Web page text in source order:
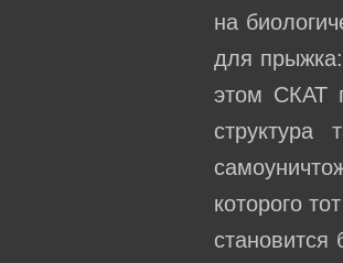
на
для
этом СКАТ
структура
которого